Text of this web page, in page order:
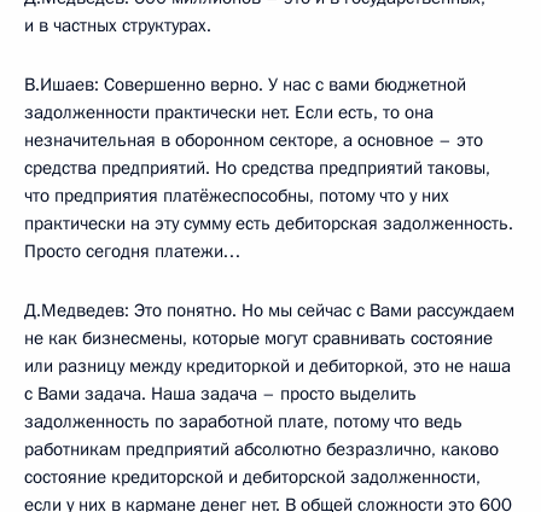
и в частных структурах.
В.Ишаев: Совершенно верно. У нас с вами бюджетной
задолженности практически нет. Если есть, то она
незначительная в оборонном секторе, а основное – это
средства предприятий. Но средства предприятий таковы,
что предприятия платёжеспособны, потому что у них
практически на эту сумму есть дебиторская задолженность.
Просто сегодня платежи…
Д.Медведев: Это понятно. Но мы сейчас с Вами рассуждаем
не как бизнесмены, которые могут сравнивать состояние
или разницу между кредиторкой и дебиторкой, это не наша
с Вами задача. Наша задача – просто выделить
задолженность по заработной плате, потому что ведь
работникам предприятий абсолютно безразлично, каково
состояние кредиторской и дебиторской задолженности,
если у них в кармане денег нет. В общей сложности это 600